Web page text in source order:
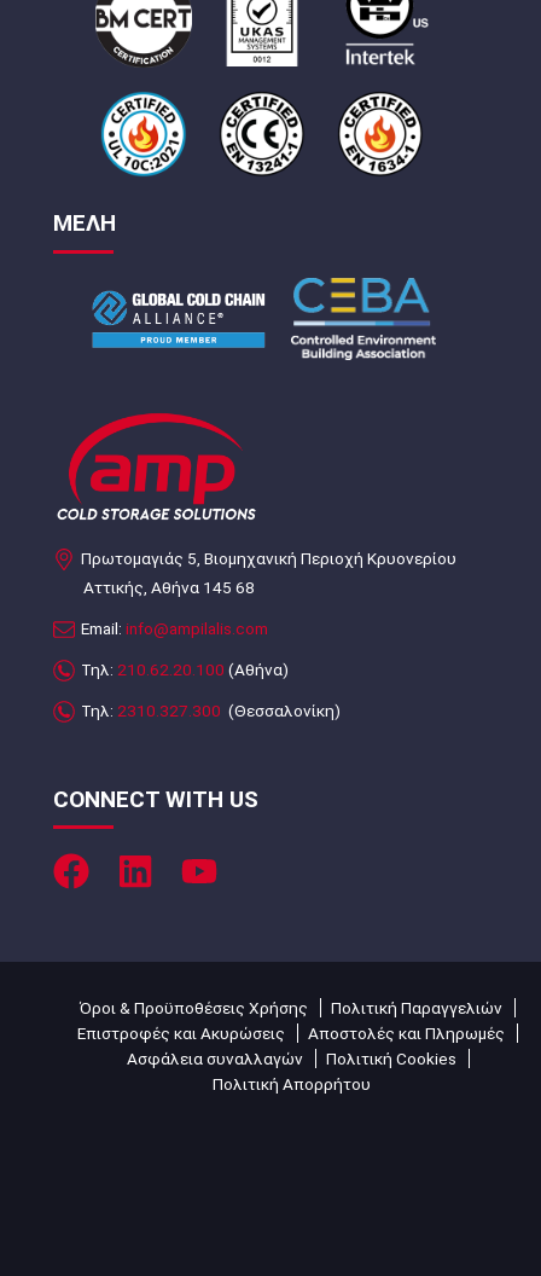
ΜΕΛΗ
Πρωτομαγιάς 5, Βιομηχανική Περιοχή Κρυονερίου
Αττικής, Αθήνα 145 68
Email: info@ampilalis.com
Τηλ: 210.62.20.100 (Αθήνα)
Τηλ: 2310.327.300 (Θεσσαλονίκη)
CONNECT WITH US
Όροι & Προϋποθέσεις Χρήσης
Πολιτική Παραγγελιών
Επιστροφές και Ακυρώσεις
Αποστολές και Πληρωμές
Ασφάλεια συναλλαγών
Πολιτική Cookies
Πολιτική Απορρήτου